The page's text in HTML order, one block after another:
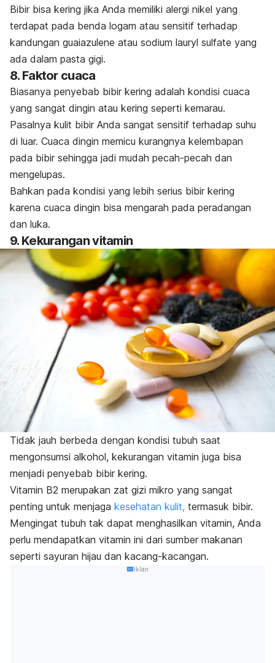
Bibir bisa kering jika Anda memiliki alergi nikel yang
terdapat pada benda logam atau sensitif terhadap
kandungan guaiazulene atau sodium lauryl sulfate yang
ada dalam pasta gigi.
8. Faktor cuaca
Biasanya penyebab bibir kering adalah kondisi cuaca
yang sangat dingin atau kering seperti kemarau.
Pasalnya kulit bibir Anda sangat sensitif terhadap suhu
di luar. Cuaca dingin memicu kurangnya kelembapan
pada bibir sehingga jadi mudah pecah-pecah dan
mengelupas.
Bahkan pada kondisi yang lebih serius bibir kering
karena cuaca dingin bisa mengarah pada peradangan
dan luka.
9. Kekurangan vitamin
Tidak jauh berbeda dengan kondisi tubuh saat
mengonsumsi alkohol, kekurangan vitamin juga bisa
menjadi penyebab bibir kering.
Vitamin B2 merupakan zat gizi mikro yang sangat
penting untuk menjaga kesehatan kulit, termasuk bibir.
Mengingat tubuh tak dapat menghasilkan vitamin, Anda
perlu mendapatkan vitamin ini dari sumber makanan
seperti sayuran hijau dan kacang-kacangan.
Iklan